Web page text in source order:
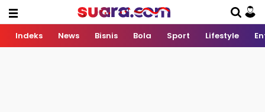
Indeks News Bisnis Bola Sport Lifestyle